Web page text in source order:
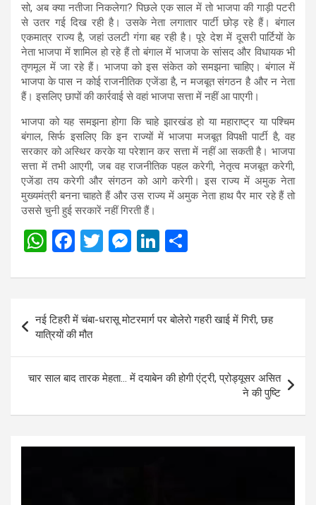
सो, अब क्या नतीजा निकलेगा? पिछले एक साल में तो भाजपा की गाड़ी पटरी
से उतर गई दिख रही है। उसके नेता लगातार पार्टी छोड़ रहे हैं। बंगाल
एकमात्र राज्य है, जहां उलटी गंगा बह रही है। पूरे देश में दूसरी पार्टियों के
नेता भाजपा में शामिल हो रहे हैं तो बंगाल में भाजपा के सांसद और विधायक भी
तृणमूल में जा रहे हैं। भाजपा को इस संकेत को समझना चाहिए। बंगाल में
भाजपा के पास न कोई राजनीतिक एजेंडा है, न मजबूत संगठन है और न नेता
हैं। इसलिए छापों की कार्रवाई से वहां भाजपा सत्ता में नहीं आ पाएगी।
भाजपा को यह समझना होगा कि चाहे झारखंड हो या महाराष्ट्र या पश्चिम
बंगाल, सिर्फ इसलिए कि इन राज्यों में भाजपा मजबूत विपक्षी पार्टी है, वह
सरकार को अस्थिर करके या परेशान कर सत्ता में नहीं आ सकती है। भाजपा
सत्ता में तभी आएगी, जब वह राजनीतिक पहल करेगी, नेतृत्व मजबूत करेगी,
एजेंडा तय करेगी और संगठन को आगे करेगी। इस राज्य में अमुक नेता
मुख्यमंत्री बनना चाहते हैं और उस राज्य में अमुक नेता हाथ पैर मार रहे हैं तो
उससे चुनी हुई सरकारें नहीं गिरती हैं।
W
at
s
A
p
p
F
ce
b
o
o
k
T
tt
M
se
g
er
Li
ke
dI
n
ar
e
Post
navigation
नई टिहरी में चंबा-धरासू मोटरमार्ग पर बोलेरो गहरी खाई में गिरी, छह
यात्रियों की मौत
चार साल बाद तारक मेहता… में दयाबेन की होगी एंट्री, प्रोड्यूसर असित
ने की पुष्टि